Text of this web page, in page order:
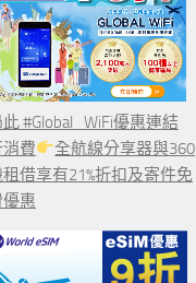
#Global_WiFi優惠連結
費
全航線分享器與360
借享有21%折扣及寄件免
惠